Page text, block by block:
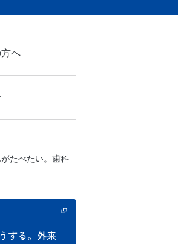
へ
がたべたい。歯科